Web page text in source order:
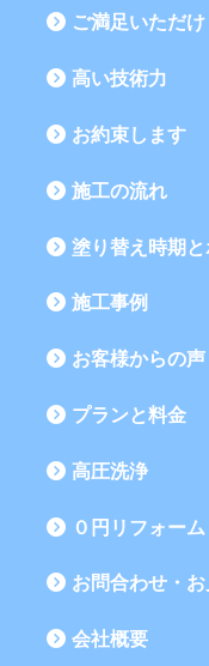
ご満足いただ
高い技術力
お約束します
施工の流れ
塗り替え時期
施工事例
お客様からの声
プランと料金
高圧洗浄
０円リフォーム
お問合わせ・
会社概要